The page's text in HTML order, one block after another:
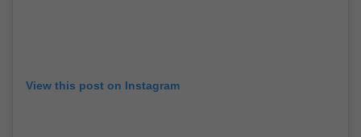
View this post on Instagram